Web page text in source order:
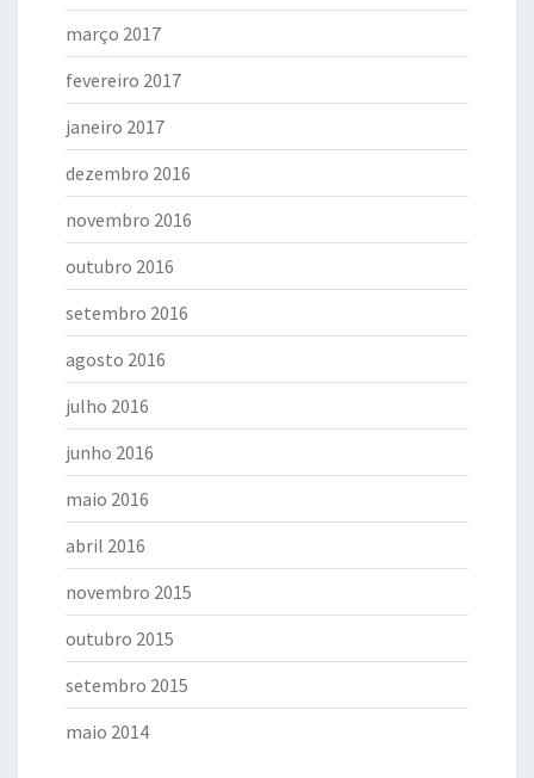
março 2017
fevereiro 2017
janeiro 2017
dezembro 2016
novembro 2016
outubro 2016
setembro 2016
agosto 2016
julho 2016
junho 2016
maio 2016
abril 2016
novembro 2015
outubro 2015
setembro 2015
maio 2014